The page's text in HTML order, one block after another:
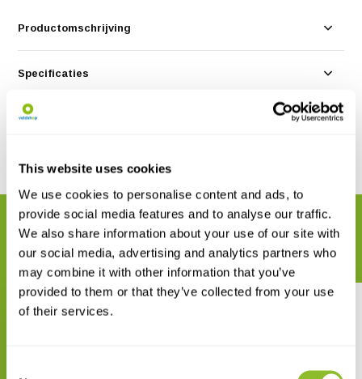
This website uses cookies
We use cookies to personalise content and ads, to
provide social media features and to analyse our traffic.
We also share information about your use of our site with
our social media, advertising and analytics partners who
may combine it with other information that you’ve
provided to them or that they’ve collected from your use
of their services.
Productomschrijving
Specificaties
Reviews
Delen
GERELATEERDE PRODUCTEN
Maak uw bestelling compleet